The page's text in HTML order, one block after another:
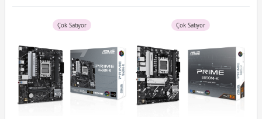
Çok Satıyor Çok Satıyor